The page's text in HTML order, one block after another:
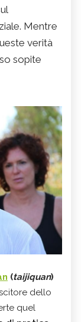
Mentre
verità
sopite
(taijiquan)
dello
quel